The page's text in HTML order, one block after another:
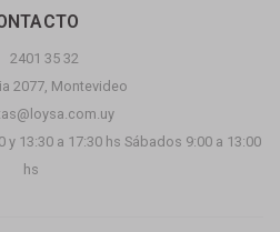
2401 35 32
2077, Montevideo
y 13:30 a 17:30 hs Sábados 9:00 a 13:00
hs